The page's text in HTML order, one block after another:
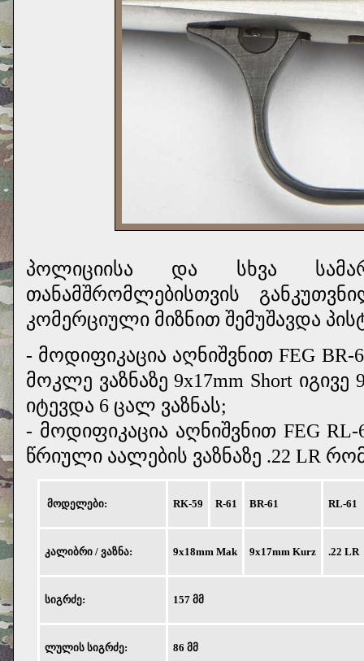
პოლიციისა და სხვა
თანამშრომლებისთვის
კომერციული მიზნით შემუშავდა
- მოდიფიკაცია აღნიშვნით FEG
მოკლე ვაზნაზე 9х17mm Short
იტევდა 6 ცალ ვაზნას;
- მოდიფიკაცია აღნიშვნით FEG
წრიული აალების ვაზნაზე .22 LR
მოდელები: RK-59 R-61 BR-61 RL-61
კალიბრი / ვაზნა: 9x18mm Mak 9х17mm Kurz .22 LR
სიგრძე: 157 მმ
ლულის სიგრძე: 86 მმ